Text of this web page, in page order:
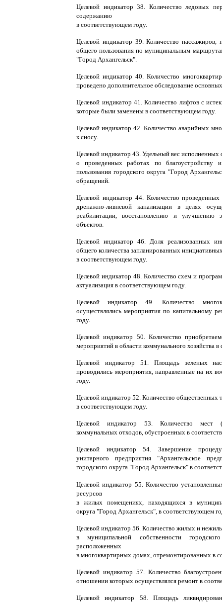
Целевой индикатор 38. Количество ледовых
содержанию
в соответствующем году.
Целевой индикатор 39. Количество пассажиров,
общего пользования по муниципальным
"Город Архангельск".
Целевой индикатор 40. Количество
проведено дополнительное обследование
Целевой индикатор 41. Количество лифтов с
которые были заменены в соответствующем году.
Целевой индикатор 42. Количество аварийных
к сносу.
Целевой индикатор 43. Удельный вес
о проведенных работах по благоустройству
пользования городского округа "Город
обращений.
Целевой индикатор 44. Количество проведенных
дренажно-ливневой канализации в целях
реабилитации, восстановлению и улучшению
объектов.
Целевой индикатор 46. Доля реализованных
общего количества запланированных
в соответствующем году.
Целевой индикатор 48. Количество схем и
актуализация в соответствующем году.
Целевой индикатор 49. Количество
осуществлялись мероприятия по капитальному
году.
Целевой индикатор 50. Количество
мероприятий в области коммунального хозяйства
Целевой индикатор 51. Площадь зеленых
проводились мероприятия, направленные на их
году.
Целевой индикатор 52. Количество общественных
в соответствующем году.
Целевой индикатор 53. Количество мест
коммунальных отходов, обустроенных в
Целевой индикатор 54. Завершение
унитарного предприятия"Архангельское
городского округа"Город Архангельск" в
Целевой индикатор 55. Количество
ресурсов
в жилых помещениях, находящихся в
округа"Город Архангельск", в соответствующем
Целевой индикатор 56. Количество жилых и
в муниципальной собственности
расположенных
в многоквартирных домах, отремонтированных в
Целевой индикатор 57. Количество
отношении которых осуществлялся ремонт в
Целевой индикатор 58. Площадь